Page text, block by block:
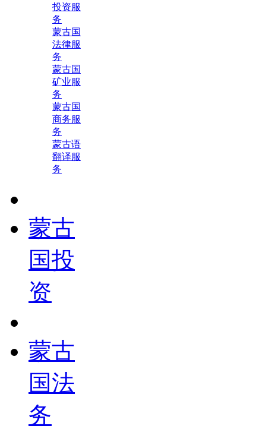
投资服
务
蒙古国
法律服
务
蒙古国
矿业服
务
蒙古国
商务服
务
蒙古语
翻译服
务
蒙古
国投
资
蒙古
国法
务